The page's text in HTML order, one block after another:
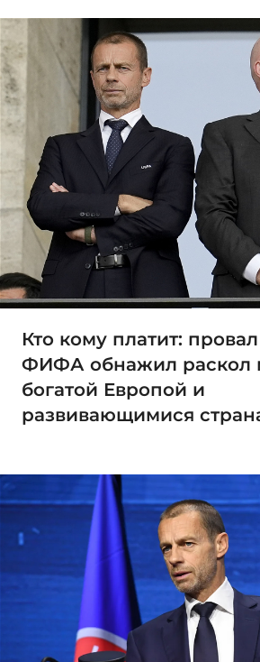
Кто кому платит:
ФИФА обнажил раскол
богатой Европой и
развивающимися